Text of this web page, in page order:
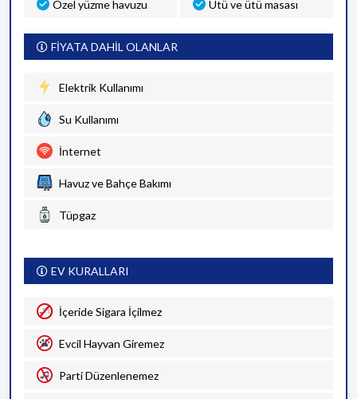
Özel yüzme havuzu Ütü ve ütü masası
FİYATA DAHİL OLANLAR
Elektrik Kullanımı
Su Kullanımı
İnternet
Havuz ve Bahçe Bakımı
Tüpgaz
EV KURALLARI
İçeride Sigara İçilmez
Evcil Hayvan Giremez
Parti Düzenlenemez